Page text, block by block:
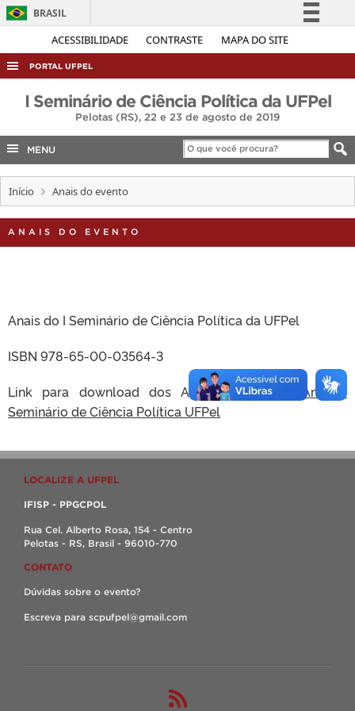
ACESSIBILIDADE CONTRASTE MAPA DO SITE
BRASIL
Simplifique!
Acesso à informação
Legislação
Canais
PORTAL UFPEL
ACESSO À INFORMAÇÃO
AUDITORIA
COBALTO
INTERNACIONAL
I Seminário de Ciência Política da UFPel
Pelotas (RS), 22 e 23 de agosto de 2019
MENU
Início Anais do evento
ANAIS DO EVENTO
Anais do I Seminário de Ciência Política da UFPel
ISBN 978-65-00-03564-3
Link para download dos Anais do evento:
Anais I
Seminário de Ciência Política UFPel
LOCALIZE A UFPEL
IFISP - PPGCPOL
Rua Cel. Alberto Rosa, 154 - Centro
Pelotas - RS, Brasil - 96010-770
CONTATO
Dúvidas sobre o evento?
Escreva para scpufpel@gmail.com